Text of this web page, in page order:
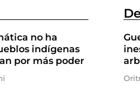
no ha
indígenas
por más poder